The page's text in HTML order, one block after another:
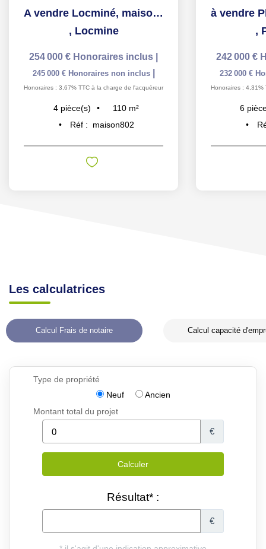
A vendre Locminé, maison d'environ 110m², 3 chambres, sur...
, Locmine
254 000 € Honoraires inclus
245 000 € Honoraires non inclus
Honoraires : 3,67% TTC à la charge de l'acquéreur
4 pièce(s) 110 m²
Réf :
maison802
,
242 000 €
232 000 €
Honoraires : 4,31%
6
Les calculatrices
Calcul Frais de notaire Calcul capacité